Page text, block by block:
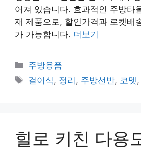
어져 있습니다. 효과적인 주방타
재 제품으로, 할인가격과 로켓배
가 가능합니다. 더보기
카
테
주방용품
태
걸이식, 정리 , 주방선반, 코멧,
힐로 키친 다용